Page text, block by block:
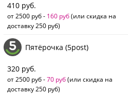
410 руб.
от 2500 руб - 160 руб(или скидка на
доставку 250 руб)
Пятёрочка (5post)
320 руб.
от 2500 руб -70 руб(или скидка на
доставку 250 руб)